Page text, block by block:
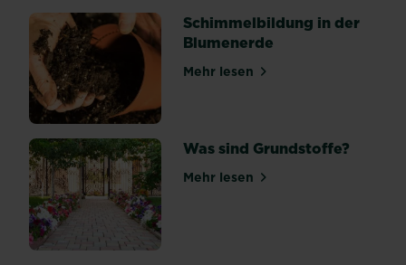
Schimmelbildung in der
Blumenerde
Mehr lesenüber Schimmelbildung in
Was sind Grundstoffe?
Mehr lesenüber Was sind Grundstoffe?